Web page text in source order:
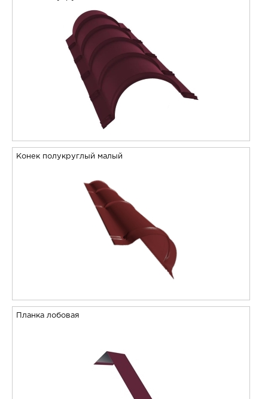
Конек полукруглый малый
Планка лобовая